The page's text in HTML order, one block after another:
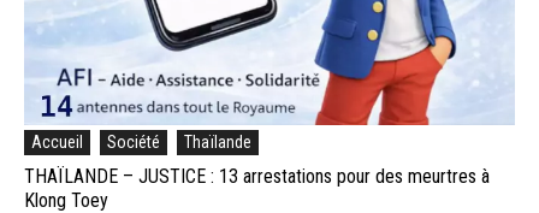
Accueil Société Thaïlande
THAÏLANDE – JUSTICE : 13 arrestations pour des meurtres à
Klong Toey